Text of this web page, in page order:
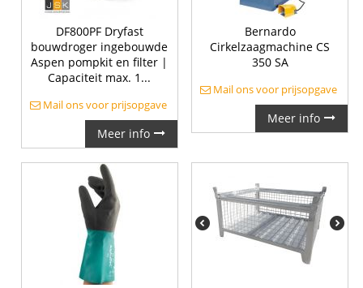
DF800PF Dryfast
bouwdroger ingebouwde
Aspen pompkit en filter |
Capaciteit max. 1...
Mail ons voor prijsopgave
Meer info
Bernardo
Cirkelzaagmachine CS
350 SA
Mail ons voor prijsopgave
Meer info